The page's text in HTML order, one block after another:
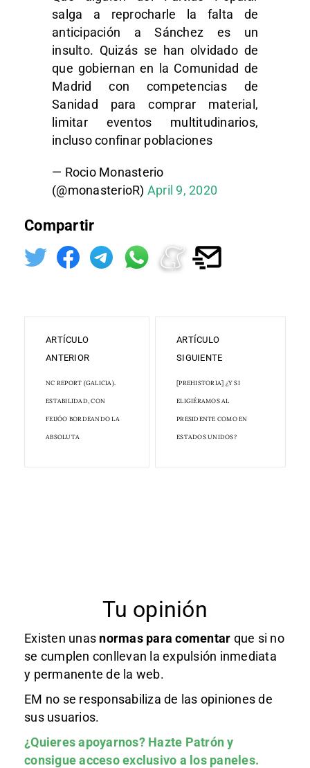
salga a reprocharle la falta de
anticipación a Sánchez es un
insulto. Quizás se han olvidado de
que gobiernan en la Comunidad de
Madrid con competencias de
Sanidad para comprar material,
limitar eventos multitudinarios,
incluso confinar poblaciones
— Rocio Monasterio
(@monasterioR) April 9, 2020
Compartir
ARTÍCULO
ANTERIOR
NC REPORT (GALICIA).
ESTABILIDAD, CON
FEIJÓO BORDEANDO LA
ABSOLUTA
ARTÍCULO
SIGUIENTE
[PREHISTORIA] ¿Y SI
ELIGIÉRAMOS AL
PRESIDENTE COMO EN
ESTADOS UNIDOS?
Tu opinión
Existen unas normas para comentar que si no
se cumplen conllevan la expulsión inmediata
y permanente de la web.
EM no se responsabiliza de las opiniones de
sus usuarios.
¿Quieres apoyarnos? Hazte Patróny
consigue acceso exclusivo a los paneles.